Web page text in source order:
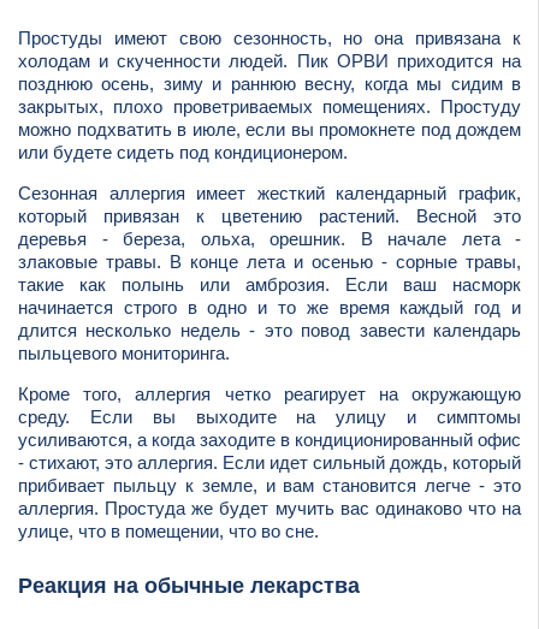
Простуды имеют свою сезонность, но она привязана к
холодам и скученности людей. Пик ОРВИ приходится на
позднюю осень, зиму и раннюю весну, когда мы сидим в
закрытых, плохо проветриваемых помещениях. Простуду
можно подхватить в июле, если вы промокнете под дождем
или будете сидеть под кондиционером.
Сезонная аллергия имеет жесткий календарный график,
который привязан к цветению растений. Весной это
деревья - береза, ольха, орешник. В начале лета -
злаковые травы. В конце лета и осенью - сорные травы,
такие как полынь или амброзия. Если ваш насморк
начинается строго в одно и то же время каждый год и
длится несколько недель - это повод завести календарь
пыльцевого мониторинга.
Кроме того, аллергия четко реагирует на окружающую
среду. Если вы выходите на улицу и симптомы
усиливаются, а когда заходите в кондиционированный офис
- стихают, это аллергия. Если идет сильный дождь, который
прибивает пыльцу к земле, и вам становится легче - это
аллергия. Простуда же будет мучить вас одинаково что на
улице, что в помещении, что во сне.
Реакция на обычные лекарства